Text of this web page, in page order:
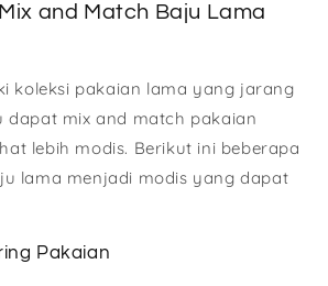
and Match Baju Lama
koleksi pakaian lama yang jarang
dapat mix and match pakaian
lebih modis. Berikut ini beberapa
lama menjadi modis yang dapat
Pakaian